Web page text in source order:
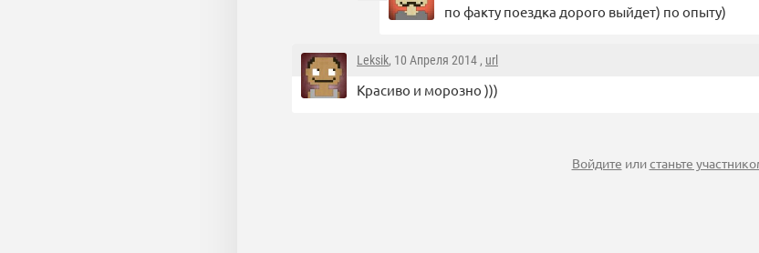
по факту поездка дорого выйдет) по опыту)
Leksik, 10 Апреля 2014 , url
Красиво и морозно )))
Войдите илистаньте